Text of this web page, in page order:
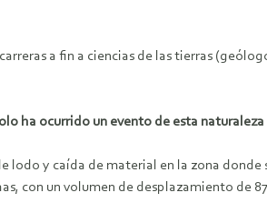
a fin a ciencias de las tierras
ha ocurrido un evento de esta
lodo y caída de material en la zona
con un volumen de desplazamiento de